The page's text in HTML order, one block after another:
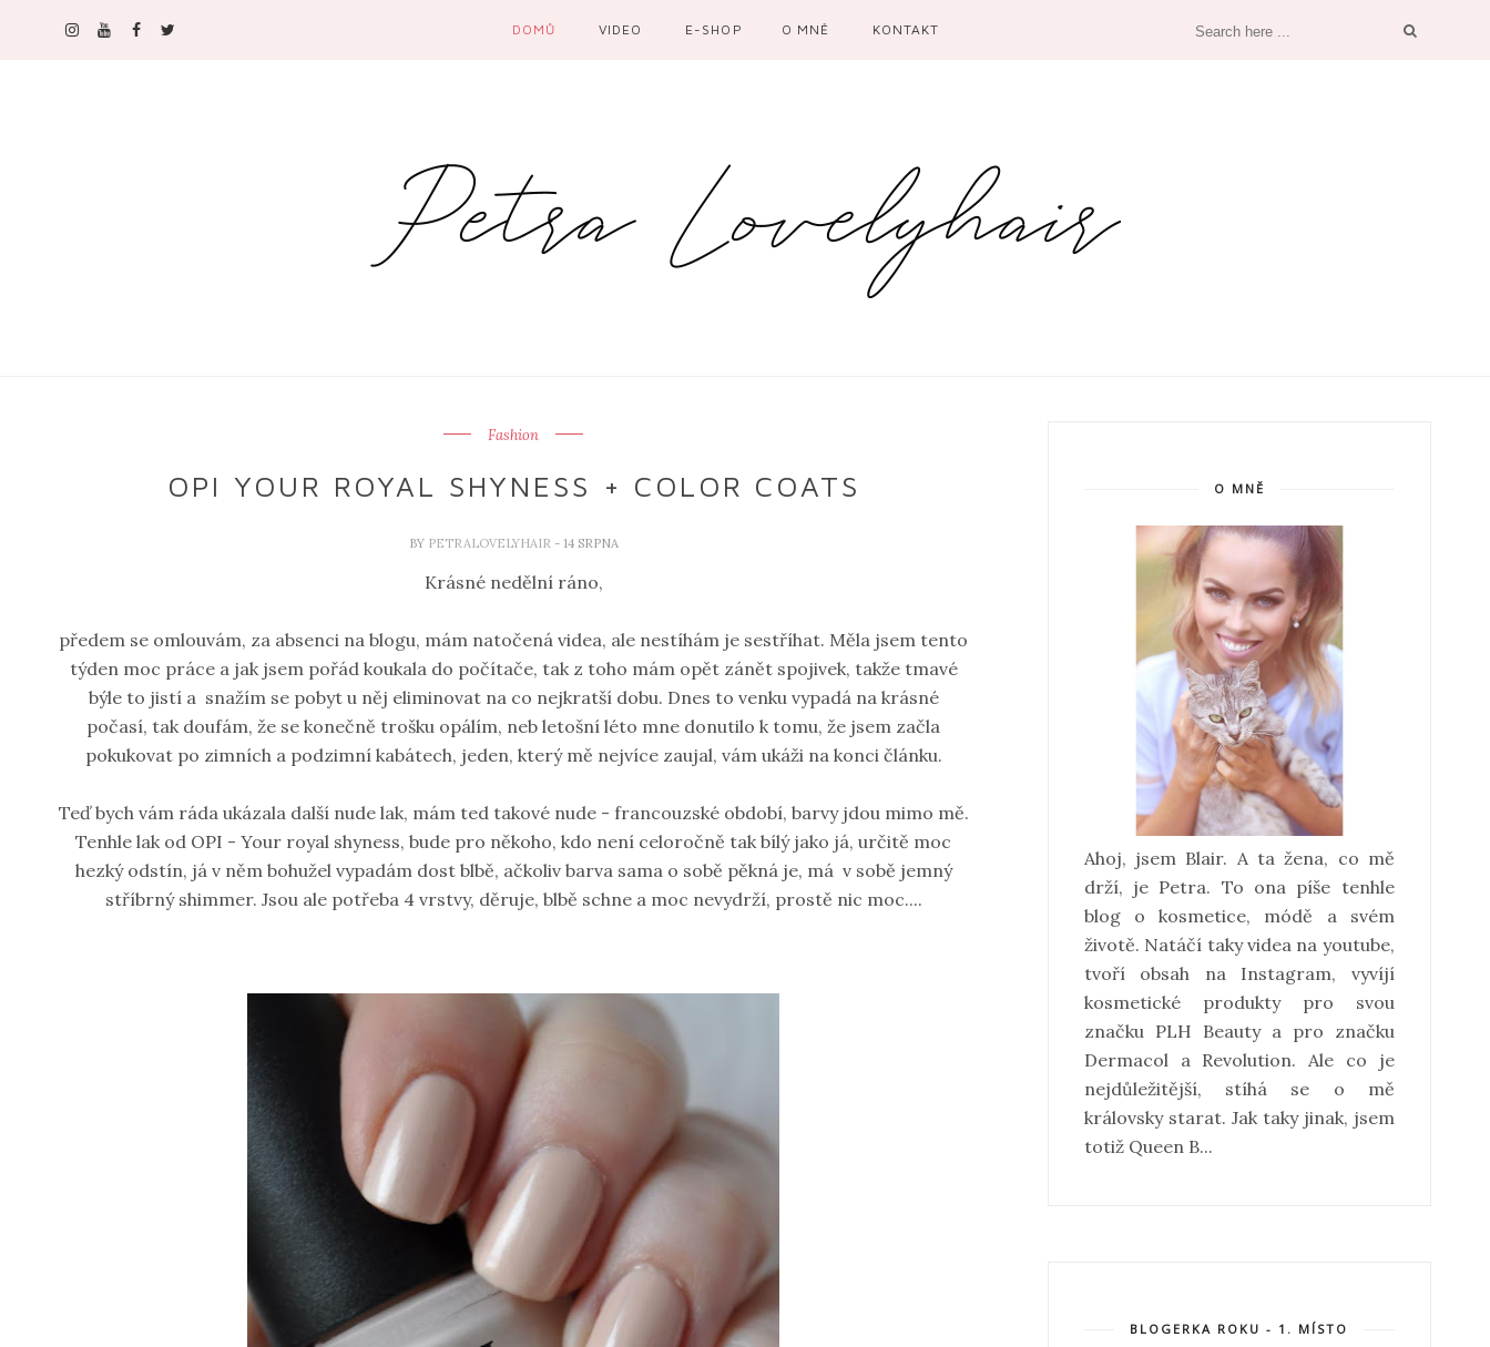
DOMŮ VIDEO E-SHOP O MNĚ KONTAKT
Fashion
OPI YOUR ROYAL SHYNESS + COLOR COATS
BY PETRALOVELYHAIR - 14 SRPNA
Krásné nedělní ráno,
předem se omlouvám, za absenci na blogu, mám natočená videa, ale nestíhám je sestříhat. Měla jsem tento
týden moc práce a jak jsem pořád koukala do počítače, tak z toho mám opět zánět spojivek, takže tmavé
býle to jistí a snažím se pobyt u něj eliminovat na co nejkratší dobu. Dnes to venku vypadá na krásné
počasí, tak doufám, že se konečně trošku opálím, neb letošní léto mne donutilo k tomu, že jsem začla
pokukovat po zimních a podzimní kabátech, jeden, který mě nejvíce zaujal, vám ukáži na konci článku.
Teď bych vám ráda ukázala další nude lak, mám ted takové nude - francouzské období, barvy jdou mimo mě.
Tenhle lak od OPI - Your royal shyness, bude pro někoho, kdo není celoročně tak bílý jako já, určitě moc
hezký odstín, já v něm bohužel vypadám dost blbě, ačkoliv barva sama o sobě pěkná je, má v sobě jemný
stříbrný shimmer. Jsou ale potřeba 4 vrstvy, děruje, blbě schne a moc nevydrží, prostě nic moc....
O MNĚ
Ahoj, jsem Blair. A ta žena, co mě
drží, je Petra. To ona píše tenhle
blog o kosmetice, módě a svém
životě. Natáčí taky videa na youtube,
tvoří obsah na Instagram, vyvíjí
kosmetické produkty pro svou
značku PLH Beauty a pro značku
Dermacol a Revolution. Ale co je
nejdůležitější, stíhá se o mě
královsky starat. Jak taky jinak, jsem
totiž Queen B...
BLOGERKA ROKU - 1. MÍSTO